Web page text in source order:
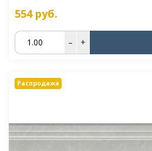
554руб.
– +
Распродажа